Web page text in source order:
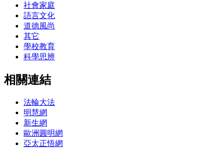
社會家庭
語言文化
道德風尚
其它
學校教育
科學思辨
相關連結
法輪大法
明慧網
新生網
歐洲圓明網
亞太正悟網